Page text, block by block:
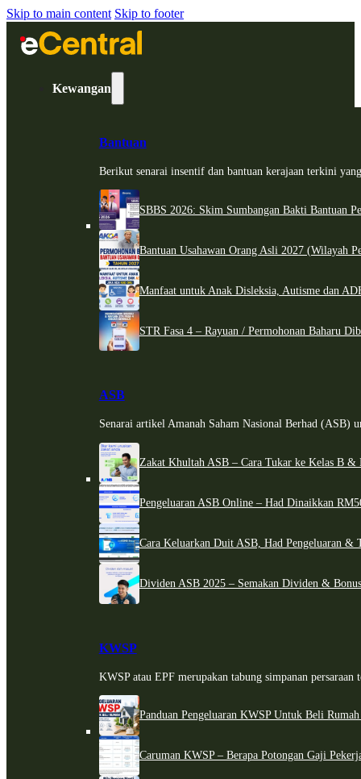
Skip to main content Skip to footer
Kewangan
Bantuan
Berikut senarai insentif dan bantuan kerajaan terkini
SBBS 2026: Skim Sumbangan Bakti Bantuan
Bantuan Usahawan Orang Asli 2027 (Wilayah
Manfaat untuk Anak Disleksia, Autisme dan
STR Fasa 4 – Rayuan / Permohonan Baharu
ASB
Senarai artikel Amanah Saham Nasional Berhad (ASB)
Zakat Khultah ASB – Cara Tukar ke Kelas B &
Pengeluaran ASB Online – Had Dinaikkan
Cara Keluarkan Duit ASB, Had Pengeluaran &
Dividen ASB 2025 – Semakan Dividen &
KWSP
KWSP atau EPF merupakan tabung simpanan persaraan
Panduan Pengeluaran KWSP Untuk Beli
Caruman KWSP – Berapa Potongan Gaji